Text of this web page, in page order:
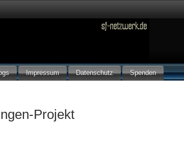
Impressum Datenschutz Spenden
Projekt